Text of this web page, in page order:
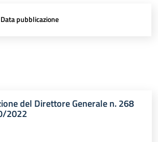
Data pubblicazione
del Direttore Generale n. 268
2022